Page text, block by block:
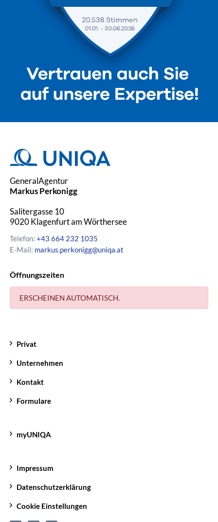
GeneralAgentur
Markus Perkonigg
Salitergasse 10
9020Klagenfurt am Wörthersee
Telefon: +43 664 232 1035
E-Mail: markus.perkonigg@uniqa.at
Öffnungszeiten
ERSCHEINEN AUTOMATISCH.
Privat
Unternehmen
Kontakt
Formulare
myUNIQA
Impressum
Datenschutzerklärung
Cookie Einstellungen